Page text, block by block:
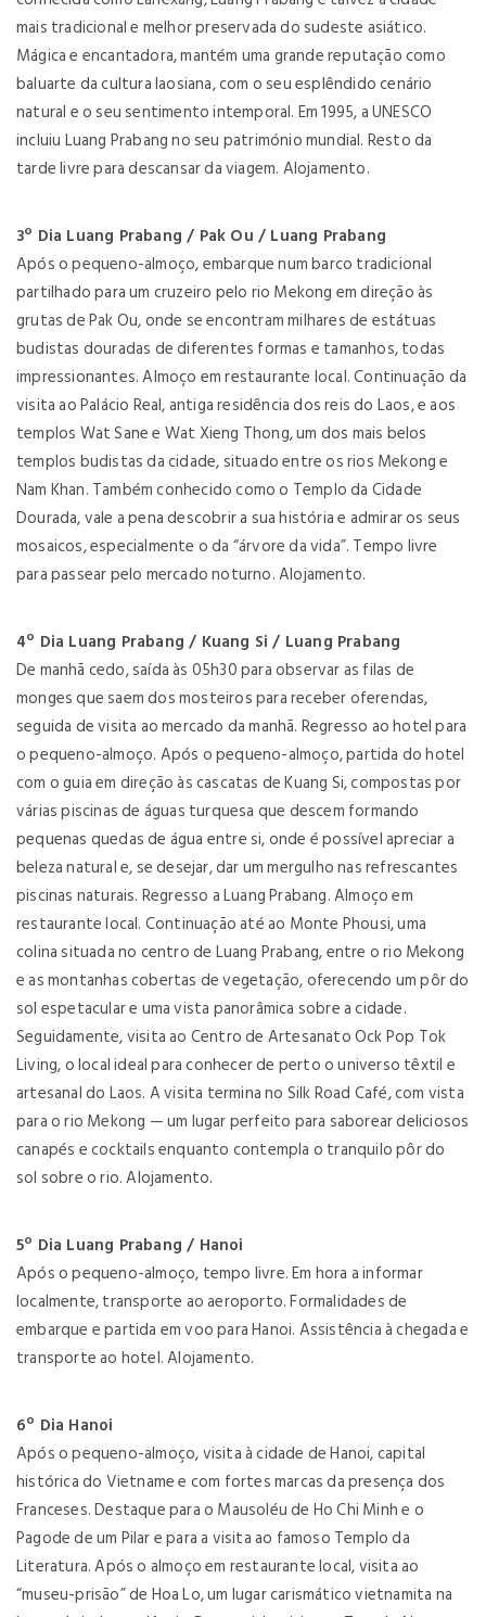
mais tradicional e melhor preservada do sudeste asiático.
Mágica e encantadora, mantém uma grande reputação como
baluarte da cultura laosiana, com o seu esplêndido cenário
natural e o seu sentimento intemporal. Em 1995, a UNESCO
incluiu Luang Prabang no seu património mundial. Resto da
tarde livre para descansar da viagem. Alojamento.
3º Dia Luang Prabang / Pak Ou / Luang Prabang
Após o pequeno-almoço, embarque num barco tradicional
partilhado para um cruzeiro pelo rio Mekong em direção às
grutas de Pak Ou, onde se encontram milhares de estátuas
budistas douradas de diferentes formas e tamanhos, todas
impressionantes. Almoço em restaurante local. Continuação da
visita ao Palácio Real, antiga residência dos reis do Laos, e aos
templos Wat Sane e Wat Xieng Thong, um dos mais belos
templos budistas da cidade, situado entre os rios Mekong e
Nam Khan. Também conhecido como o Templo da Cidade
Dourada, vale a pena descobrir a sua história e admirar os seus
mosaicos, especialmente o da “árvore da vida”. Tempo livre
para passear pelo mercado noturno. Alojamento.
4º Dia Luang Prabang / Kuang Si / Luang Prabang
De manhã cedo, saída às 05h30 para observar as filas de
monges que saem dos mosteiros para receber oferendas,
seguida de visita ao mercado da manhã. Regresso ao hotel para
o pequeno-almoço. Após o pequeno-almoço, partida do hotel
com o guia em direção às cascatas de Kuang Si, compostas por
várias piscinas de águas turquesa que descem formando
pequenas quedas de água entre si, onde é possível apreciar a
beleza natural e, se desejar, dar um mergulho nas refrescantes
piscinas naturais. Regresso a Luang Prabang. Almoço em
restaurante local. Continuação até ao Monte Phousi, uma
colina situada no centro de Luang Prabang, entre o rio Mekong
e as montanhas cobertas de vegetação, oferecendo um pôr do
sol espetacular e uma vista panorâmica sobre a cidade.
Seguidamente, visita ao Centro de Artesanato Ock Pop Tok
Living, o local ideal para conhecer de perto o universo têxtil e
artesanal do Laos. A visita termina no Silk Road Café, com vista
para o rio Mekong — um lugar perfeito para saborear deliciosos
canapés e cocktails enquanto contempla o tranquilo pôr do
sol sobre o rio. Alojamento.
5º Dia Luang Prabang / Hanoi
Após o pequeno-almoço, tempo livre. Em hora a informar
localmente, transporte ao aeroporto. Formalidades de
embarque e partida em voo para Hanoi. Assistência à chegada e
transporte ao hotel. Alojamento.
6º Dia Hanoi
Após o pequeno-almoço, visita à cidade de Hanoi, capital
histórica do Vietname e com fortes marcas da presença dos
Franceses. Destaque para o Mausoléu de Ho Chi Minh e o
Pagode de um Pilar e para a visita ao famoso Templo da
Literatura. Após o almoço em restaurante local, visita ao
“museu-prisão” de Hoa Lo, um lugar carismático vietnamita na